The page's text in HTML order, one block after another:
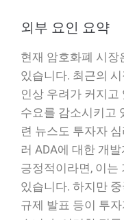
외부 요인 요약
현재 암호화폐 시장
있습니다. 최근의
인상 우려가 커지고
수요를 감소시키고
련 뉴스도 투자자
러 ADA에 대한 개
긍정적이라면, 이는
있습니다. 하지만
규제 발표 등이 투